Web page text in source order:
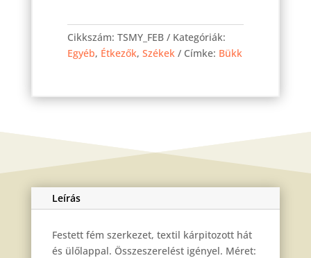
szék
Fekete/
Bükk
Cikkszám: TSMY_FEB
Kategóriák:
Egyéb, Étkezők, Székek Címke: Bükk
Leírás
Festett fém szerkezet, textil kárpitozott hát
és ülőlappal. Összeszerelést igényel. Méret: